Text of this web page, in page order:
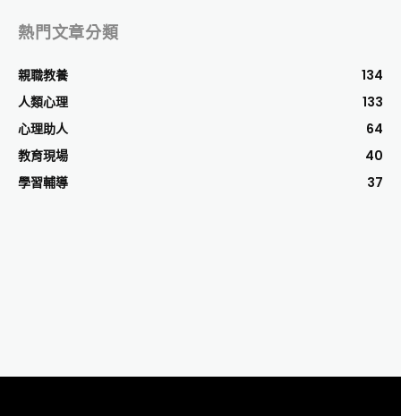
熱門文章分類
親職教養
134
人類心理
133
心理助人
64
教育現場
40
學習輔導
37